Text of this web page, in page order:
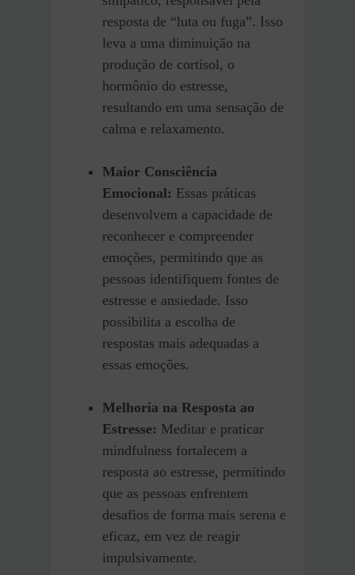
resposta de “luta ou fuga”. Isso
leva a uma diminuição na
produção de cortisol, o
hormônio do estresse,
resultando em uma sensação de
calma e relaxamento.
Maior Consciência
Emocional: Essas práticas
desenvolvem a capacidade de
reconhecer e compreender
emoções, permitindo que as
pessoas identifiquem fontes de
estresse e ansiedade. Isso
possibilita a escolha de
respostas mais adequadas a
essas emoções.
Melhoria na Resposta ao
Estresse: Meditar e praticar
mindfulness fortalecem a
resposta ao estresse, permitindo
que as pessoas enfrentem
desafios de forma mais serena e
eficaz, em vez de reagir
impulsivamente.